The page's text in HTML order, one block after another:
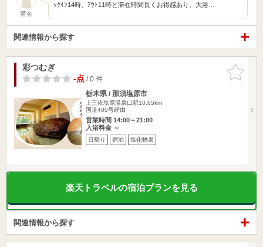
匿名
ｯｸｲﾝ14時、ｱｳﾄ11時と滞在時間長くお得感あり。大浴…
関連情報から探す
お気に入
りに追加
彩つむぎ
-点/ 0 件
栃木県 / 那須塩原市
上三依塩原温泉口駅10.65km
国道400号経由
営業時間 14:00～21:00
入浴料金 ～
日帰り 宿泊 塩化物泉
楽天トラベルの宿泊プランを見る
関連情報から探す